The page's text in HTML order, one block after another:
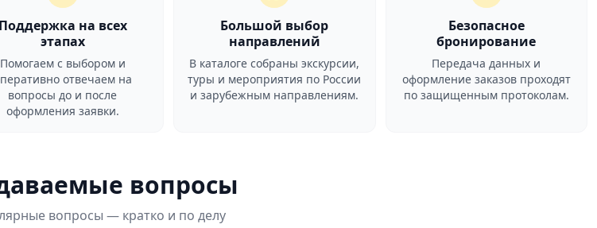
Поддержка на всех
этапах
Помогаем с выбором и
отвечаем на
вопросы до и после
оформления заявки.
Большой выбор
направлений
В каталоге собраны экскурсии,
туры и мероприятия по России
и зарубежным направлениям.
Безопасное
бронирование
Передача данных и
оформление заказов проходят
по защищенным протоколам.
вопросы
вопросы — кратко и по делу